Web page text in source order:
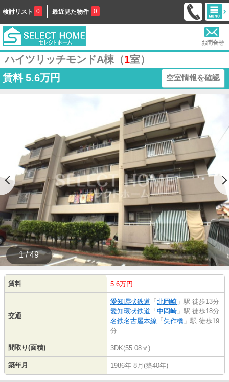
検討リスト 0 最近見た物件 0
お問合せ
ハイツリッチモンドA棟（1室）
賃料 5.6万円 空室情報を確認
1 / 49
賃料 5.6万円
交通
愛知環状鉄道 「 北岡崎 」駅 徒歩13分
愛知環状鉄道 「 中岡崎 」駅 徒歩18分
名鉄名古屋本線 「 矢作橋 」駅 徒歩19
分
間取り(面積) 3DK(55.08㎡)
築年月 1986年 8月(築40年)